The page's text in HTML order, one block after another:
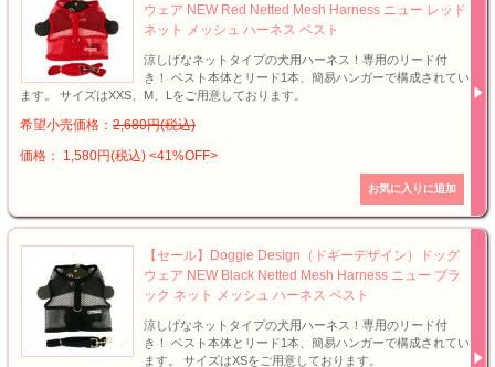
ウェア NEW Red Netted Mesh Harness ニュー レッド
ネット メッシュ ハーネス ベスト
涼しげなネットタイプの犬用ハーネス！専用のリード付
き！ ベスト本体とリード1本、簡易ハンガーで構成されてい
ます。 サイズはXXS、M、Lをご用意しております。
希望小売価格： 2,680円(税込)
価格： 1,580円(税込) <41%OFF>
【セール】Doggie Design（ドギーデザイン）ドッグ
ウェア NEW Black Netted Mesh Harness ニュー ブラ
ック ネット メッシュ ハーネス ベスト
涼しげなネットタイプの犬用ハーネス！専用のリード付
き！ ベスト本体とリード1本、簡易ハンガーで構成されてい
ます。 サイズはXSをご用意しております。